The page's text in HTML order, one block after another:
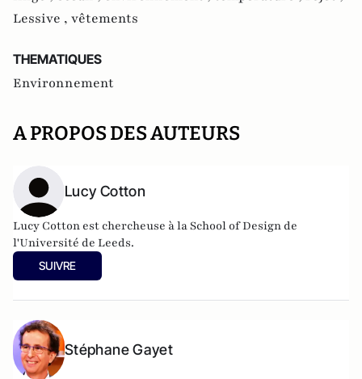
Lessive , vêtements
THEMATIQUES
Environnement
A PROPOS DES AUTEURS
Lucy Cotton
Lucy Cotton est chercheuse à la School of Design de
l'Université de Leeds.
SUIVRE
Stéphane Gayet